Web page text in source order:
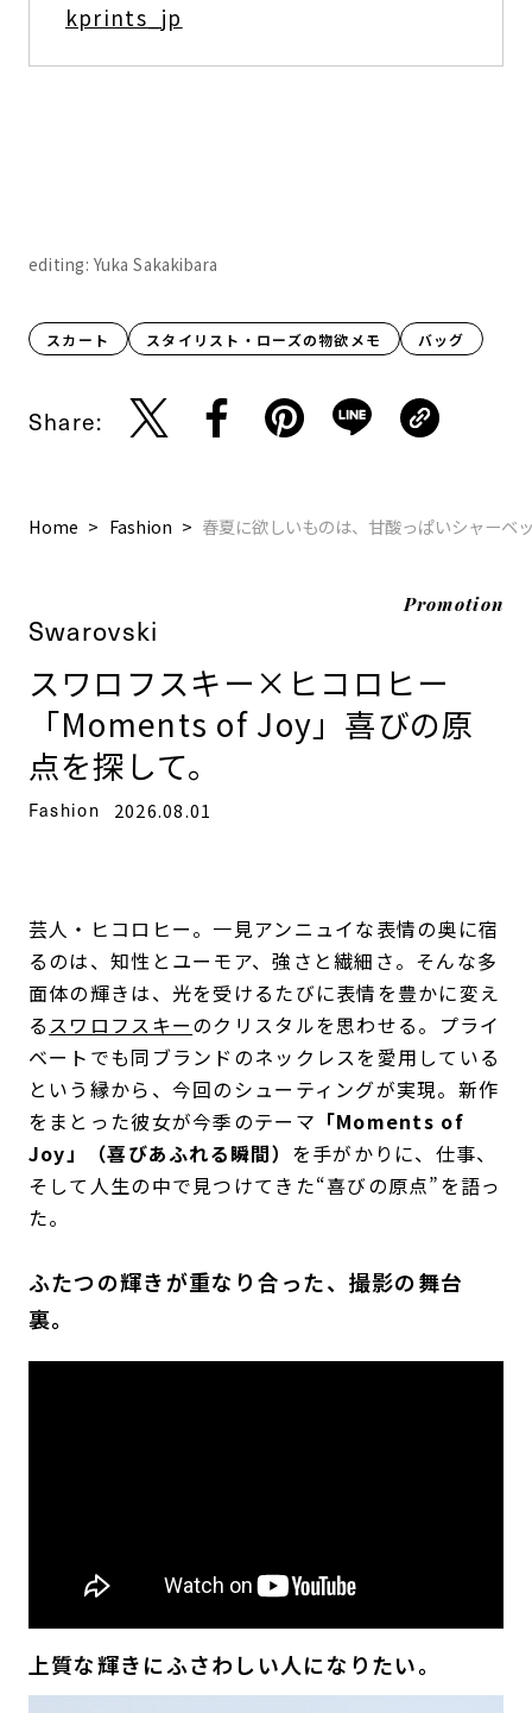
kprints_jp
editing: Yuka Sakakibara
スカート スタイリスト・ローズの物欲メモ バッグ
Share:
Home Fashion 春夏に欲しいものは、甘酸っぱいシャーベ
Promotion
Swarovski
スワロフスキー×ヒコロヒー
「Moments of Joy」喜びの原
点を探して。
Fashion 2026.08.01
芸人・ヒコロヒー。一見アンニュイな表情の奥に宿
るのは、知性とユーモア、強さと繊細さ。そんな多
面体の輝きは、光を受けるたびに表情を豊かに変え
るスワロフスキーのクリスタルを思わせる。プライ
ベートでも同ブランドのネックレスを愛用している
という縁から、今回のシューティングが実現。新作
をまとった彼女が今季のテーマ 「Moments of
Joy」（喜びあふれる瞬間） を手がかりに、仕事、
そして人生の中で見つけてきた“喜びの原点”を語っ
た。
ふたつの輝きが重なり合った、撮影の舞台
裏。
上質な輝きにふさわしい人になりたい。